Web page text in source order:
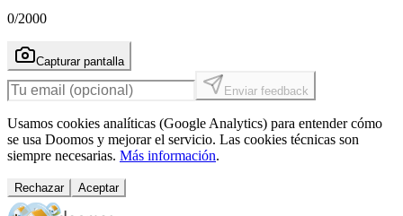
0/2000
Capturar pantalla
Enviar feedback
Usamos cookies analíticas (Google Analytics) para entender cómo
se usa Doomos y mejorar el servicio. Las cookies técnicas son
siempre necesarias. Más información.
Rechazar Aceptar